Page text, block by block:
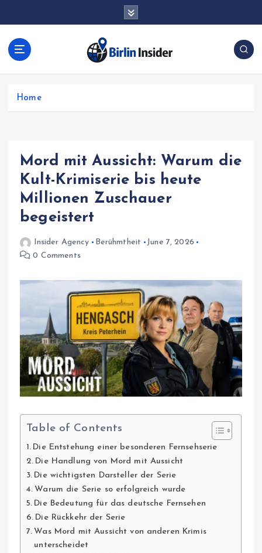
o
Home
Mord mit Aussicht: Warum die
Kult-Krimiserie bis heute
Millionen Zuschauer
begeistert
Insider Agency Berühmtheit
June 7, 2026
0 Comments
Table of Contents
Die Entstehung einer besonderen Fernsehserie
Die Handlung von Mord mit Aussicht
Die wichtigsten Darsteller der Serie
Warum die Serie so erfolgreich wurde
Die Bedeutung für das deutsche Fernsehen
Die Rückkehr der Serie
Was Mord mit Aussicht von anderen Krimis
unterscheidet